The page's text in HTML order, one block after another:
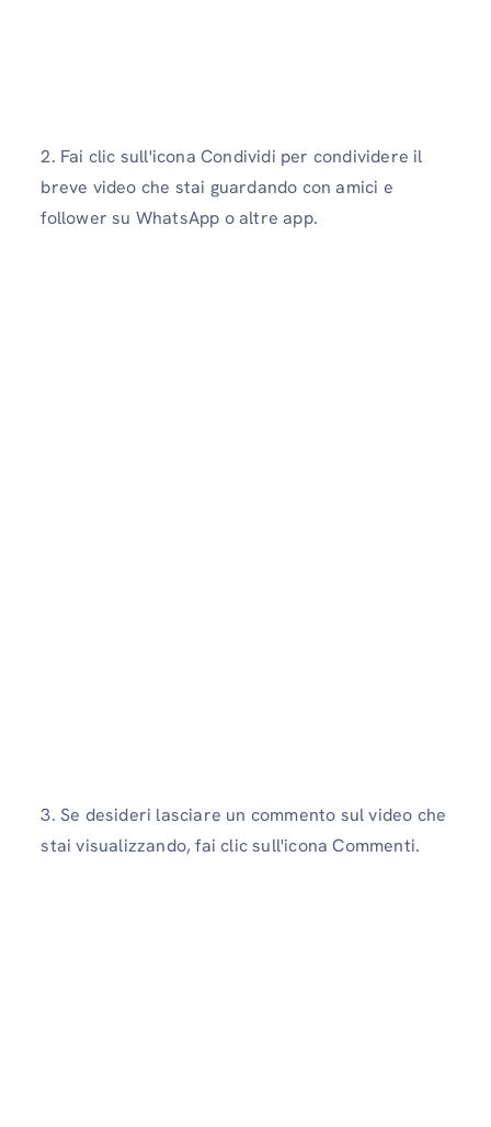
2. Fai clic sull'icona Condividi per condividere il
breve video che stai guardando con amici e
follower su WhatsApp o altre app.
3. Se desideri lasciare un commento sul video che
stai visualizzando, fai clic sull'icona Commenti.